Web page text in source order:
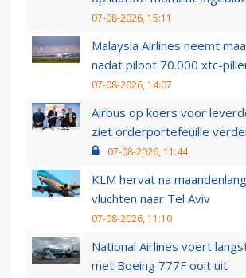
07-08-2026, 15:11
Malaysia Airlines neemt
nadat piloot 70.000 xtc-
07-08-2026, 14:07
Airbus op koers voor
ziet orderportefeuille
07-08-2026, 11:44
KLM hervat na
vluchten naar Tel Aviv
07-08-2026, 11:10
National Airlines voert
met Boeing 777F ooit uit